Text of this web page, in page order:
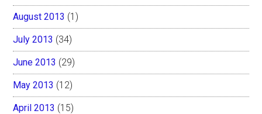
August 2013 (1)
July 2013 (34)
June 2013 (29)
May 2013 (12)
April 2013 (15)